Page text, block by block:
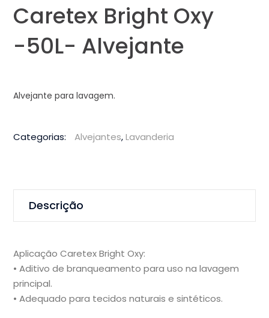
Caretex Bright Oxy
-50L- Alvejante
Alvejante para lavagem.
Categorias: Alvejantes,Lavanderia
Descrição
Aplicação Caretex Bright Oxy:
• Aditivo de branqueamento para uso na lavagem
principal.
• Adequado para tecidos naturais e sintéticos.